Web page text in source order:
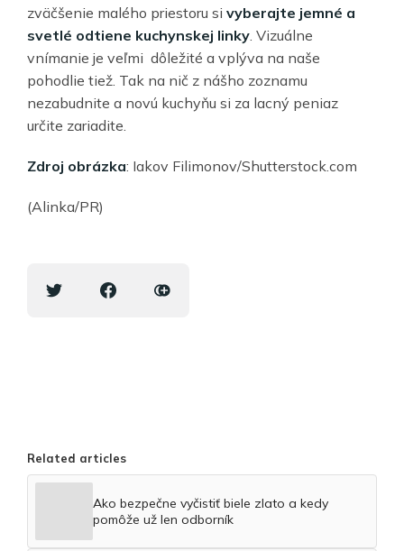
zväčšenie malého priestoru si vyberajte jemné a
svetlé odtiene kuchynskej linky . Vizuálne
vnímanie je veľmi dôležité a vplýva na naše
pohodlie tiež. Tak na nič z nášho zoznamu
nezabudnite a novú kuchyňu si za lacný peniaz
určite zariadite.
Zdroj obrázka: Iakov Filimonov/Shutterstock.com
(Alinka/PR)
Related articles
Ako bezpečne vyčistiť biele zlato a kedy
pomôže už len odborník